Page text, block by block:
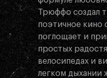
Трюффо создал
поэтичное кино
поглощает и
простых
велосипедах и
легком дыхании